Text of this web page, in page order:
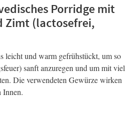
Porridge mit
Zimt (lactosefrei,
leicht und warm gefrühstückt, um so
sanft anzuregen und um mit viel
Die verwendeten Gewürze wirken
Innen.